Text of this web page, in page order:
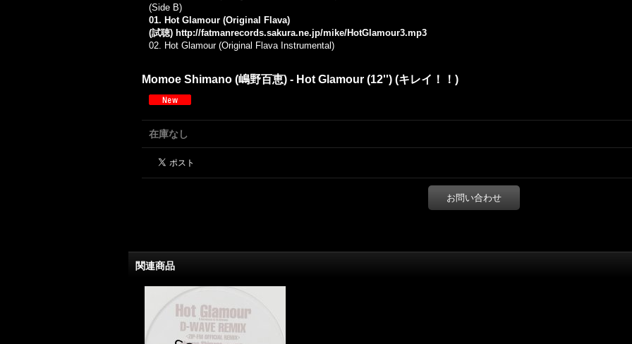
(Side B)
01. Hot Glamour (Original Flava)
(試聴) http://fatmanrecords.sakura.ne.jp/mike/HotGlamour3.mp3
02. Hot Glamour (Original Flava Instrumental)
Momoe Shimano (嶋野百恵) - Hot Glamour (12'') (キレイ！！)
在庫なし
お問い合わせ
関連商品